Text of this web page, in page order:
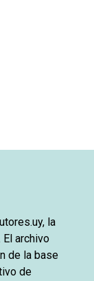
, la
archivo
de la base
de